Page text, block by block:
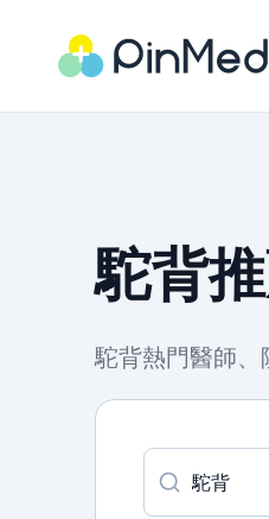
駝背
駝背熱門醫師